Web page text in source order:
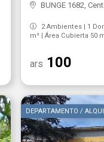
BUNGE 1682,
2 Ambientes | 1
m² | Área Cubierta 50
ars 100
DEPARTAMENTO /